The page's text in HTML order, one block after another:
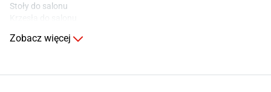
Stoły do salonu
Stoły do kuchni
Zobacz więcej